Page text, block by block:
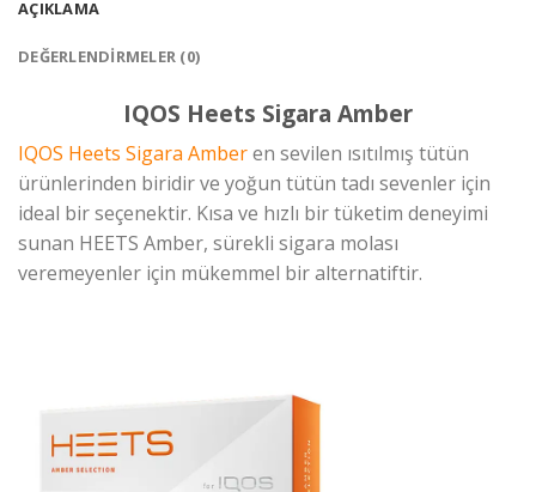
AÇIKLAMA
DEĞERLENDIRMELER (0)
IQOS Heets Sigara Amber
IQOS Heets Sigara Amberen sevilen ısıtılmış tütün
ürünlerinden biridir ve yoğun tütün tadı sevenler için
ideal bir seçenektir. Kısa ve hızlı bir tüketim deneyimi
sunan HEETS Amber, sürekli sigara molası
veremeyenler için mükemmel bir alternatiftir.